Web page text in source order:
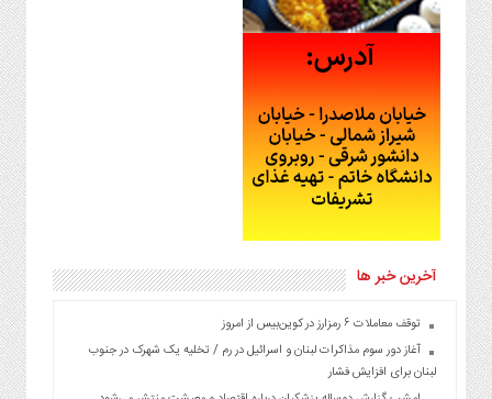
آخرین خبر ها
توقف معاملات ۶ رمزارز در کوین‌بیس از امروز
آغاز دور سوم مذاکرات لبنان و اسرائیل در رم / تخلیه یک شهرک در جنوب
لبنان برای افزایش فشار